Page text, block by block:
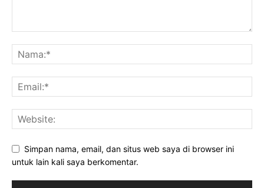
Simpan nama, email, dan situs web saya di browser ini
untuk lain kali saya berkomentar.